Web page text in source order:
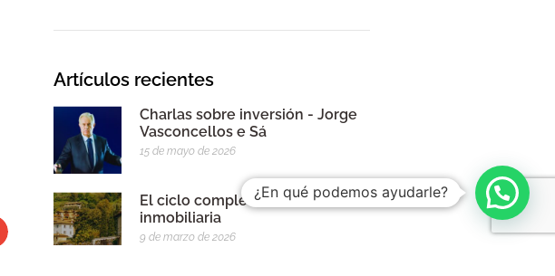
Artículos recientes
Charlas sobre inversión - Jorge
Vasconcellos e Sá
15 de mayo de 2026
El ciclo completo de la inversión
inmobiliaria
9 de marzo de 2026
¿En qué podemos ayudarle?